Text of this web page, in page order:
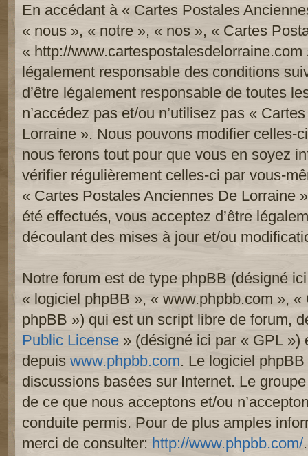
En accédant à « Cartes Postales
« nous », « notre », « nos », « Cartes
« http://www.cartespostalesdelorraine.com
légalement responsable des conditions
d’être légalement responsable de toutes
n’accédez pas et/ou n’utilisez pas «
Lorraine ». Nous pouvons modifier celles-
nous ferons tout pour que vous en soyez
vérifier régulièrement celles-ci par vous-
« Cartes Postales Anciennes De Lorraine
été effectués, vous acceptez d’être
découlant des mises à jour et/ou
Notre forum est de type phpBB (désigné
« logiciel phpBB », « www.phpbb.com »,
phpBB ») qui est un script libre de forum,
Public License » (désigné ici par « GPL »)
depuis www.phpbb.com. Le logiciel
discussions basées sur Internet. Le
de ce que nous acceptons et/ou
conduite permis. Pour de plus amples
merci de consulter: http://www.phpbb.com/.